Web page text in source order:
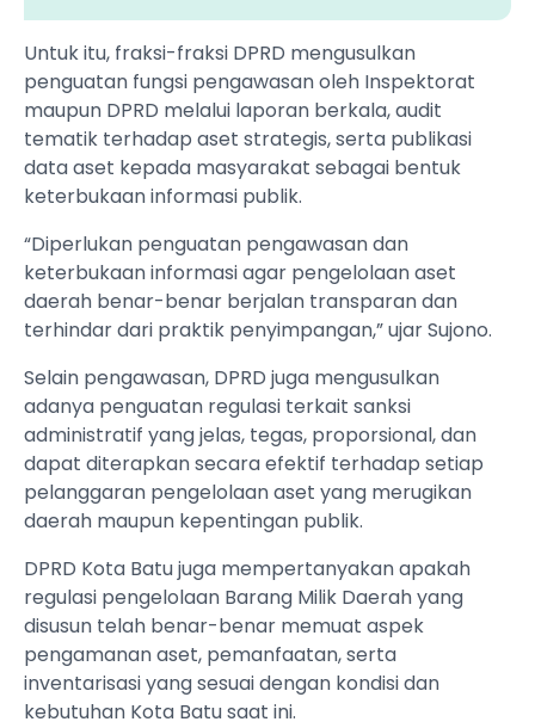
Untuk itu, fraksi-fraksi DPRD mengusulkan
penguatan fungsi pengawasan oleh Inspektorat
maupun DPRD melalui laporan berkala, audit
tematik terhadap aset strategis, serta publikasi
data aset kepada masyarakat sebagai bentuk
keterbukaan informasi publik.
“Diperlukan penguatan pengawasan dan
keterbukaan informasi agar pengelolaan aset
daerah benar-benar berjalan transparan dan
terhindar dari praktik penyimpangan,” ujar Sujono.
Selain pengawasan, DPRD juga mengusulkan
adanya penguatan regulasi terkait sanksi
administratif yang jelas, tegas, proporsional, dan
dapat diterapkan secara efektif terhadap setiap
pelanggaran pengelolaan aset yang merugikan
daerah maupun kepentingan publik.
DPRD Kota Batu juga mempertanyakan apakah
regulasi pengelolaan Barang Milik Daerah yang
disusun telah benar-benar memuat aspek
pengamanan aset, pemanfaatan, serta
inventarisasi yang sesuai dengan kondisi dan
kebutuhan Kota Batu saat ini.